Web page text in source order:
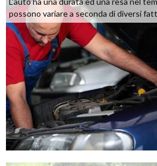
possono variare a seconda di diversi